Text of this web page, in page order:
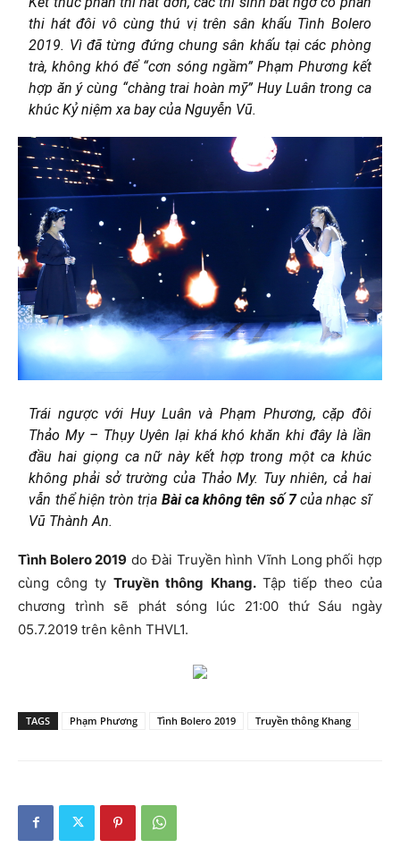
thi hát đôi vô cùng thú vị trên sân khấu Tình Bolero
2019. Vì đã từng đứng chung sân khấu tại các phòng
trà, không khó để “cơn sóng ngầm” Phạm Phương kết
hợp ăn ý cùng “chàng trai hoàn mỹ” Huy Luân trong ca
khúc Kỷ niệm xa bay của Nguyễn Vũ.
Trái ngược với Huy Luân và Phạm Phương, cặp đôi
Thảo My – Thụy Uyên lại khá khó khăn khi đây là lần
đầu hai giọng ca nữ này kết hợp trong một ca khúc
không phải sở trường của Thảo My. Tuy nhiên, cả hai
vẫn thể hiện tròn trịa Bài ca không tên số 7của nhạc sĩ
Vũ Thành An.
Tình Bolero 2019 do Đài Truyền hình Vĩnh Long phối hợp
cùng công tyTruyền thông Khang. Tập tiếp theo của
chương trình sẽ phát sóng lúc 21:00 thứ Sáu ngày
05.7.2019 trên kênh THVL1.
TAGS Phạm Phương Tình Bolero 2019 Truyền thông Khang